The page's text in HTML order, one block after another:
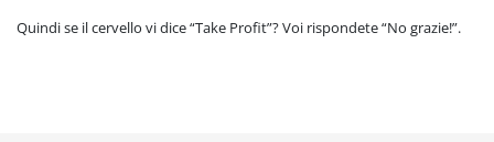
Quindi se il cervello vi dice “Take Profit”? Voi rispondete “No grazie!”.